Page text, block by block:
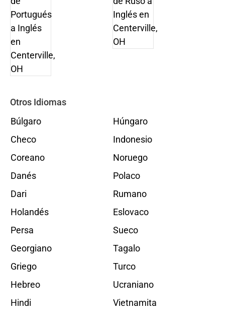
Otros Idiomas
Búlgaro
Checo
Coreano
Danés
Dari
Holandés
Persa
Georgiano
Griego
Hebreo
Hindi
Húngaro
Indonesio
Noruego
Polaco
Rumano
Eslovaco
Sueco
Tagalo
Turco
Ucraniano
Vietnamita